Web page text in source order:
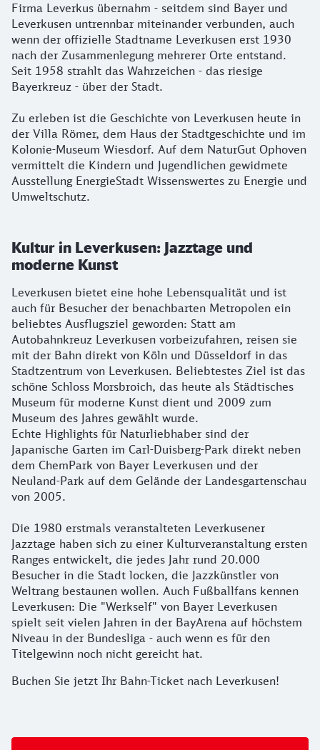
Firma Leverkus übernahm - seitdem sind Bayer und
Leverkusen untrennbar miteinander verbunden, auch
wenn der offizielle Stadtname Leverkusen erst 1930
nach der Zusammenlegung mehrerer Orte entstand.
Seit 1958 strahlt das Wahrzeichen - das riesige
Bayerkreuz - über der Stadt.
Zu erleben ist die Geschichte von Leverkusen heute in
der Villa Römer, dem Haus der Stadtgeschichte und im
Kolonie-Museum Wiesdorf. Auf dem NaturGut Ophoven
vermittelt die Kindern und Jugendlichen gewidmete
Ausstellung EnergieStadt Wissenswertes zu Energie und
Umweltschutz.
Kultur in Leverkusen: Jazztage und
moderne Kunst
Leverkusen bietet eine hohe Lebensqualität und ist
auch für Besucher der benachbarten Metropolen ein
beliebtes Ausflugsziel geworden: Statt am
Autobahnkreuz Leverkusen vorbeizufahren, reisen sie
mit der Bahn direkt von Köln und Düsseldorf in das
Stadtzentrum von Leverkusen. Beliebtestes Ziel ist das
schöne Schloss Morsbroich, das heute als Städtisches
Museum für moderne Kunst dient und 2009 zum
Museum des Jahres gewählt wurde.
Echte Highlights für Naturliebhaber sind der
Japanische Garten im Carl-Duisberg-Park direkt neben
dem ChemPark von Bayer Leverkusen und der
Neuland-Park auf dem Gelände der Landesgartenschau
von 2005.
Die 1980 erstmals veranstalteten Leverkusener
Jazztage haben sich zu einer Kulturveranstaltung ersten
Ranges entwickelt, die jedes Jahr rund 20.000
Besucher in die Stadt locken, die Jazzkünstler von
Weltrang bestaunen wollen. Auch Fußballfans kennen
Leverkusen: Die "Werkself" von Bayer Leverkusen
spielt seit vielen Jahren in der BayArena auf höchstem
Niveau in der Bundesliga - auch wenn es für den
Titelgewinn noch nicht gereicht hat.
Buchen Sie jetzt Ihr Bahn-Ticket nach Leverkusen!